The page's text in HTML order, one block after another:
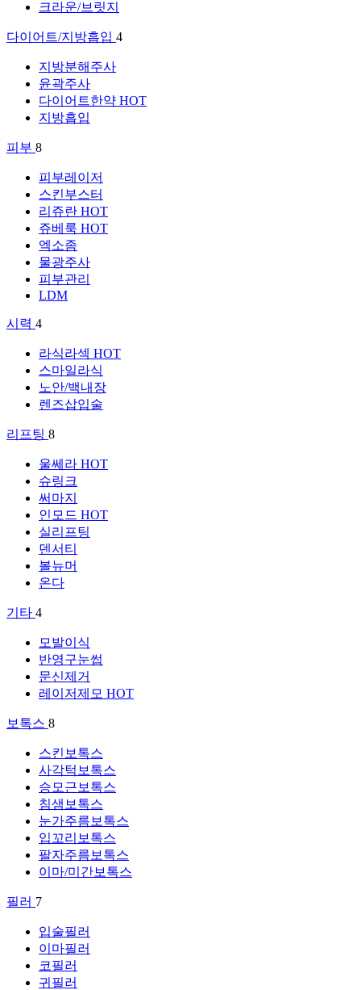
크라운/브릿지
다이어트/지방흡입 4
지방분해주사
윤곽주사
다이어트한약 HOT
지방흡입
피부 8
피부레이저
스킨부스터
리쥬란 HOT
쥬베룩 HOT
엑소좀
물광주사
피부관리
LDM
시력 4
라식라섹 HOT
스마일라식
노안/백내장
렌즈삽입술
리프팅 8
울쎄라 HOT
슈링크
써마지
인모드 HOT
실리프팅
덴서티
볼뉴머
온다
기타 4
모발이식
반영구눈썹
문신제거
레이저제모 HOT
보톡스 8
스킨보톡스
사각턱보톡스
승모근보톡스
침샘보톡스
눈가주름보톡스
입꼬리보톡스
팔자주름보톡스
이마/미간보톡스
필러 7
입술필러
이마필러
코필러
귀필러